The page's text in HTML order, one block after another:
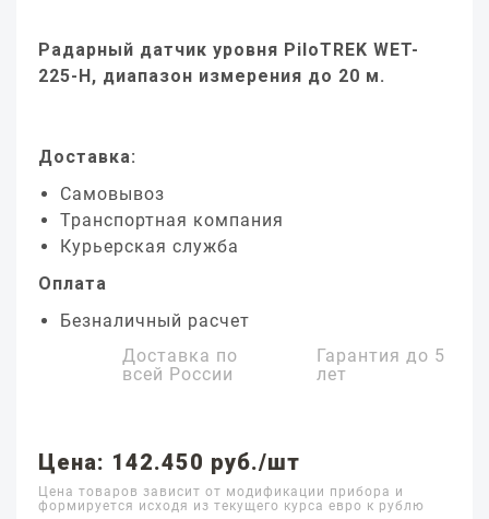
Радарный датчик уровня PiloTREK WET-
225-H, диапазон измерения до 20 м.
Доставка:
Самовывоз
Транспортная компания
Курьерская служба
Оплата
Безналичный расчет
Доставка по
всей России
Гарантия до 5
лет
Цена: 142.450 руб./шт
Цена товаров зависит от модификации прибора и
формируется исходя из текущего курса евро к рублю